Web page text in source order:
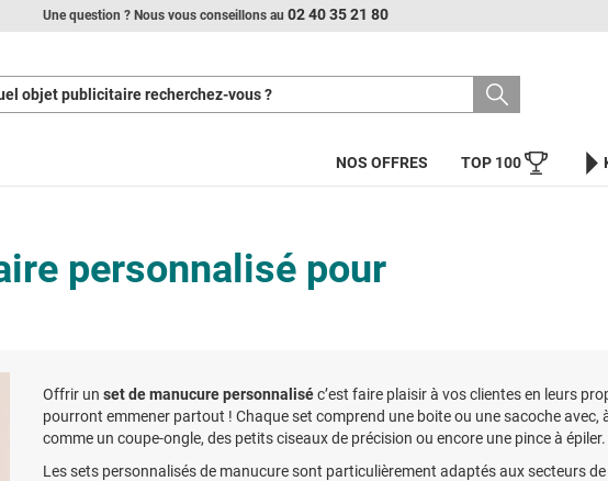
Une question ? Nous vous conseillons au 02 40 35 21 80
objet publicitaire recherchez-vous ?
TOP 100
NOS OFFRES
personnalisé pour
Offrir un set de manucure personnaliséc’est faire plaisir à vos clientes en leurs
pourront emmener partout ! Chaque set comprend une boite ou une sacoche avec,
comme un coupe-ongle, des petits ciseaux de précision ou encore une pince à épiler.
Les sets personnalisés de manucure sont particulièrement adaptés aux secteurs